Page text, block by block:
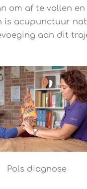
om af te vallen
is acupunctuur
aan dit
Pols diagnose